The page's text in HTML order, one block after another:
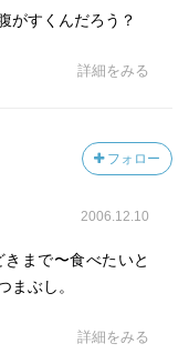
がすくんだろう？
詳細をみる
フォロー
2006.12.10
まで〜食べたいと
まぶし。
詳細をみる